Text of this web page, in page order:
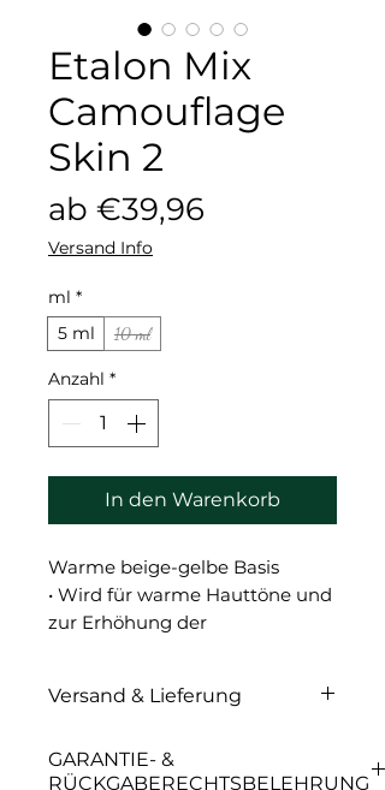
Etalon Mix
Camouflage
Skin 2
ab €39,96
Versand Info
ml *
5 ml
10 ml
Anzahl *
In den Warenkorb
Warme beige-gelbe Basis
• Wird für warme Hauttöne und
zur Erhöhung der
Farbtönen verwendet.
Versand & Lieferung
GARANTIE- &
RÜCKGABERECHTSBELEHRUNG